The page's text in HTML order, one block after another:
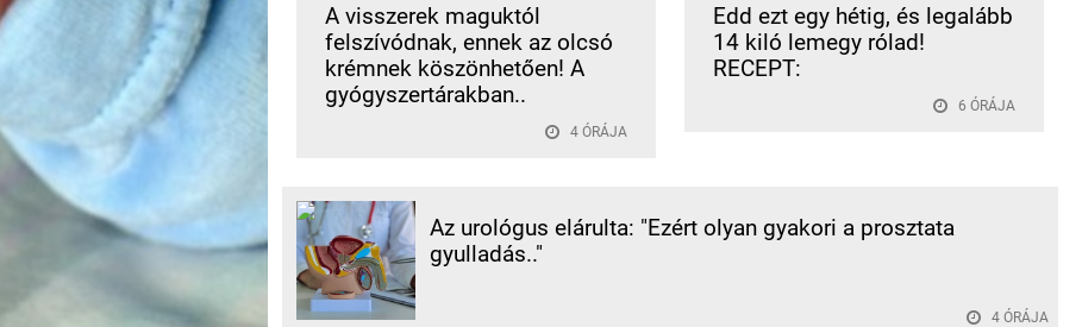
A visszerek maguktól
felszívódnak, ennek az olcsó
krémnek köszönhetően! A
gyógyszertárakban..
4 ÓRÁJA
Edd ezt egy hétig, és legalább
14 kiló lemegy rólad!
RECEPT:
6 ÓRÁJA
Az urológus elárulta: "Ezért olyan gyakori a prosztata
gyulladás.."
4 ÓRÁJA